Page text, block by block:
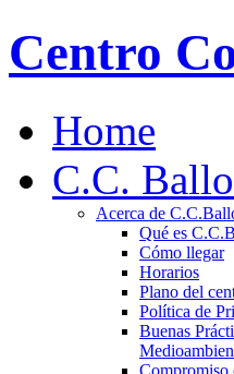
Centro
Home
C.C.
Acerca de
Qué es
Cómo llegar
Horarios
Plano del
Política de
Buenas
Compromiso